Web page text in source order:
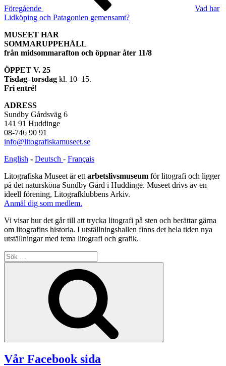
Föregående
Vad har
Lidköping och Patagonien gemensamt?
MUSEET HAR
SOMMARUPPEHÅLL
från midsommarafton och öppnar åter 11/8
ÖPPET V. 25
Tisdag–torsdag kl. 10–15.
Fri entré!
ADRESS
Sundby Gårdsväg 6
141 91 Huddinge
08-746 90 91
info@litografiskamuseet.se
English - Deutsch - Français
Litografiska Museet är ett arbetslivsmuseum för litografi och ligger
på det natursköna Sundby Gård i Huddinge. Museet drivs av en
ideell förening, Litografklubbens Arkiv.
Anmäl dig som medlem.
Vi visar hur det går till att trycka litografi på sten och berättar gärna
om litografins historia. I utställningshallen finns det hela tiden nya
utställningar med tema litografi och grafik.
Sök
efter:
Vår Facebook sida